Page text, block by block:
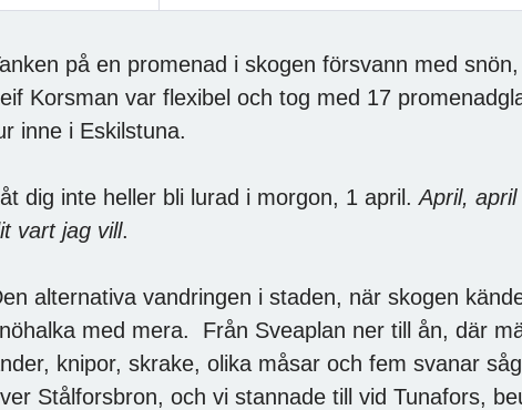
på en promenad i skogen försvann med
Korsman var flexibel och tog med 17
inne i Eskilstuna.
dig inte heller bli lurad i morgon, 1 april.April,
vart jag vill.
alternativa vandringen i staden, när skogen
med mera. Från Sveaplan ner till ån, där
knipor, skrake, olika måsar och fem svanar
Stålforsbron, och vi stannade till vid Tunafors,